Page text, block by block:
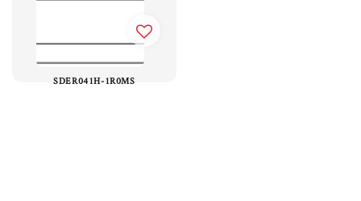
SDER041H-1R0MS